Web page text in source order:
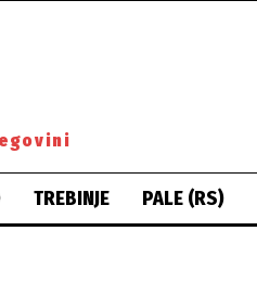
TREBINJE PALE (RS)